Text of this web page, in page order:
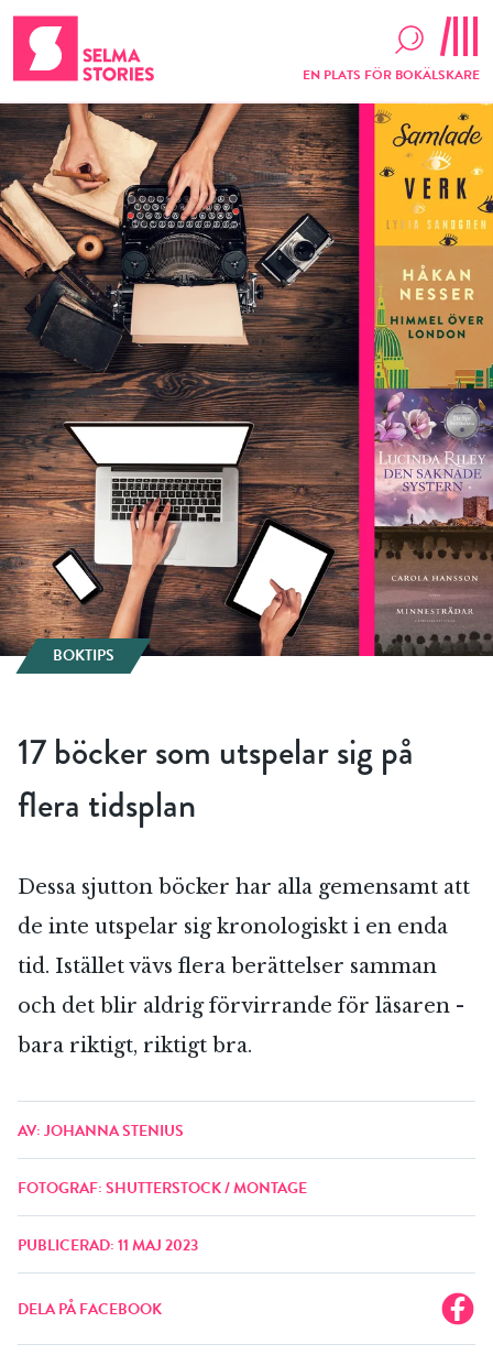
EN PLATS FÖR BOKÄLSKARE
BOKTIPS
17 böcker som utspelar sig på
flera tidsplan
Dessa sjutton böcker har alla gemensamt att
de inte utspelar sig kronologiskt i en enda
tid. Istället vävs flera berättelser samman
och det blir aldrig förvirrande för läsaren -
bara riktigt, riktigt bra.
AV: JOHANNA STENIUS
FOTOGRAF: SHUTTERSTOCK / MONTAGE
PUBLICERAD: 11 MAJ 2023
DELA PÅ FACEBOOK